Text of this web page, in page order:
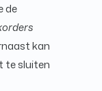
de
kan
te sluiten